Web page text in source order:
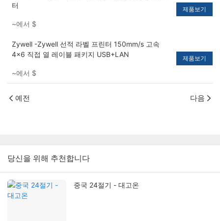
터
~에서 $
제품보기
Zywell -Zywell 선적 라벨 프린터 150mm/s 고속
4x6 직접 열 레이블 패키지 USB+LAN
~에서 $
제품보기
예전 다음
당신을 위해 추천합니다
중국 24절기 - 대고온